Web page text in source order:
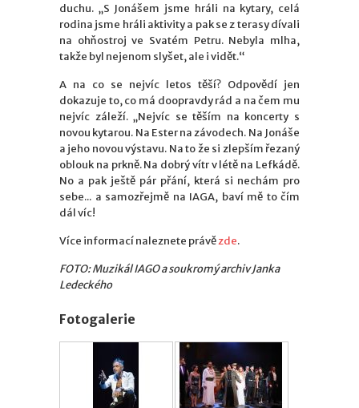
duchu. „S Jonášem jsme hráli na kytary, celá
rodina jsme hráli aktivity a pak se z terasy dívali
na ohňostroj ve Svatém Petru. Nebyla mlha,
takže byl nejenom slyšet, ale i vidět.“
A na co se nejvíc letos těší? Odpovědí jen
dokazuje to, co má doopravdy rád a na čem mu
nejvíc záleží. „Nejvíc se těším na koncerty s
novou kytarou. Na Ester na závodech. Na Jonáše
a jeho novou výstavu. Na to že si zlepším řezaný
oblouk na prkně. Na dobrý vítr v létě na Lefkádě.
No a pak ještě pár přání, která si nechám pro
sebe... a samozřejmě na IAGA, baví mě to čím
dál víc!
Více informací naleznete právězde.
FOTO: Muzikál IAGO a soukromý archiv Janka
Ledeckého
Fotogalerie